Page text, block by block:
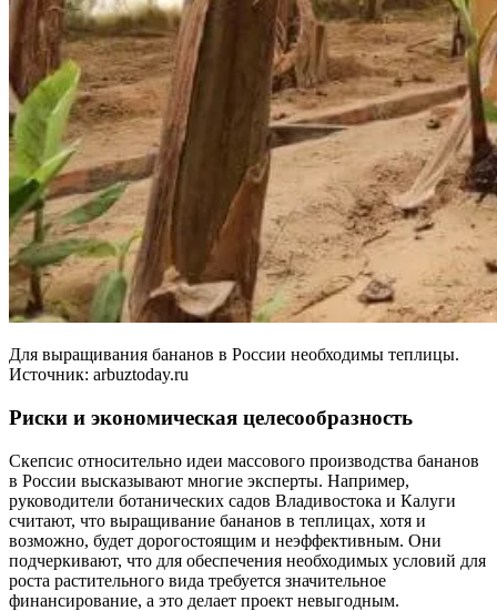
Для выращивания бананов в России необходимы теплицы.
Источник: arbuztoday.ru
Риски и экономическая целесообразность
Скепсис относительно идеи массового производства бананов
в России высказывают многие эксперты. Например,
руководители ботанических садов Владивостока и Калуги
считают, что выращивание бананов в теплицах, хотя и
возможно, будет дорогостоящим и неэффективным. Они
подчеркивают, что для обеспечения необходимых условий для
роста растительного вида требуется значительное
финансирование, а это делает проект невыгодным.